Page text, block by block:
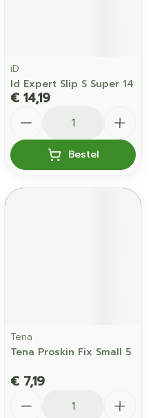
iD
Id Expert Slip S Super 14
€ 14,19
Bestel
Tena
Tena Proskin Fix Small 5
€ 7,19